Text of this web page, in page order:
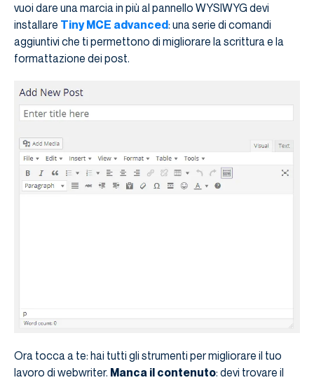
vuoi dare una marcia in più al pannello WYSIWYG devi
installare Tiny MCE advanced: una serie di comandi
aggiuntivi che ti permettono di migliorare la scrittura e la
formattazione dei post.
Ora tocca a te: hai tutti gli strumenti per migliorare il tuo
lavoro di webwriter. Manca il contenuto: devi trovare il